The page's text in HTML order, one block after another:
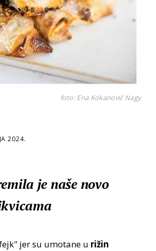
foto: Ena Kokanović Nagy
2024.
je naše novo
jer su umotane u rižin